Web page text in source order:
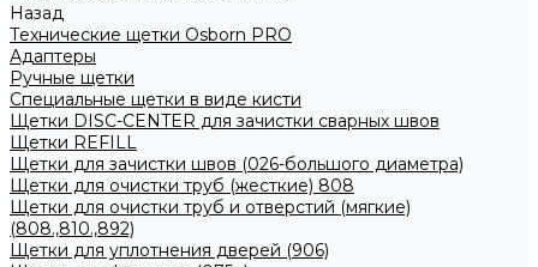
Назад
Технические щетки Osborn PRO
Адаптеры
Ручные щетки
Специальные щетки в виде кисти
Щетки DISC-CENTER для зачистки сварных швов
Щетки REFILL
Щетки для зачистки швов (026-большого диаметра)
Щетки для очистки труб (жесткие) 808
Щетки для очистки труб и отверстий (мягкие)
(808.,810.,892)
Щетки для уплотнения дверей (906)